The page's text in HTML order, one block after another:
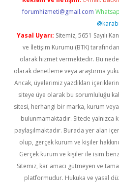
forumhizmeti@gmail.com
Yasal Uyarı: Sitemiz, 5651 Sayılı
ve İletişim Kurumu (BTK)
olarak hizmet vermektedir. Bu
olarak denetleme veya araştırma
Ancak, üyelerimiz yazdıkları
siteye üye olarak bu sorumluluğu
sitesi, herhangi bir marka, kurum
bulunmamaktadır. Sitede yalnızca
paylaşılmaktadır. Burada yer alan
olup, gerçek kurum ve kişiler
Gerçek kurum ve kişiler ile isim
Sitemiz, kar amacı gütmeyen ve
platformudur. Hukuka ve yasal